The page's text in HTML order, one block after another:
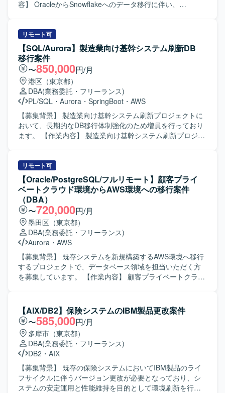
容】 OracleからSnowflakeへのデータ移行に伴い、
移行におけるSnowflake側の設定・調整や、移行後の運用設
計、改善提案などを実施していただきます。 【求める人物
像】 Snowflakeに関する知見を活かしながら自走して作業
を進めていただける方を求めております。 関係者と連携し
ながら課題整理や改善提案を主体的に行っていただける方
を歓迎いたします。 【ポジションの魅力】 クラウドデータ
ウェアハウスであるSnowflakeを中心としたデータ基盤構
築・移行の経験を深めることができます。 大規模なDB移行
プロジェクトに参画し、設計から運用まで一連のフェーズ
に携わることでスキルの幅を広げていただけます。 【開発
環境】 Snowflake Oracle Informatica
リモート可
【SQL/Aurora】製造業向け基幹システム刷新DB
移行案件
〜850,000円/月
港区（東京都）
DBA(業務委託・フリーランス)
PL/SQL ・ Aurora ・ SpringBoot ・ AWS
【募集背景】 製造業向け基幹システム刷新プロジェクトに
おいて、長期的なDB移行体制強化のため増員を行っており
ます。 【作業内容】 製造業向け基幹システム刷新プロジェ
グ、データ修正（データクレンジング）、移行ツールの作
成・改修、チューニング対応などを行っていただきます。
また、要件定義からテストまで一貫して携わっていただき
ます。 【求める人物像】 データモデルを正しく理解し、主
体的にデータ移行設計から実装・検証まで対応できる方を
求めております。チームメンバーと協調しながら、責任感
を持って長期的にプロジェクトへ参画いただける方が望ま
しいです。 【ポジションの魅力】 大規模な基幹システム刷
新プロジェクトにおいて、DB移行領域を上流からテストま
で一貫して担当できるため、データ移行に関するスキルを
幅広くかつ深く習得することができます。クラウドDBやモ
ダンなアプリケーション基盤と連携した環境での経験を積
はJava（Springboot）やHibernateを用いて開発しておりま
す。フロントエンドはReact（Next）およびTypeScriptを採
用しており、ソースコード管理にはGithub、コミュニケー
ションにはSlackやMicrosoftTeamsを使用しております。
リモート可
【Oracle/PostgreSQL/フルリモート】顧客プライ
ベートクラウド環境からAWS環境への移行案件
（DBA）
〜720,000円/月
墨田区（東京都）
DBA(業務委託・フリーランス)
Aurora ・ AWS
【募集背景】 既存システムを新規構築するAWS環境へ移行
するプロジェクトで、データベース領域を担当いただく方
を募集しています。 【作業内容】 顧客プライベートクラウ
だきます。具体的には、OracleからAmazon Aurora
PostgreSQLへのデータベース変更に伴う設計、顧客プライ
ベートクラウドからAWS環境へのデータ移行方式の検討・
検証および移行作業、Amazon Aurora PostgreSQLに関する
監視要件のヒアリング対応、ログローテーションなど運用
機能に関するヒアリング対応、PostgreSQLによる関連シス
テムへのデータ連携の設計などを行っていただきます。基
本設計は完了しており、詳細設計以降の工程をご担当いた
だきます。 【求める人物像】 データベースおよびクラウド
【AIX/DB2】保険システムのIBM製品更改案件
〜585,000円/月
多摩市（東京都）
DBA(業務委託・フリーランス)
DB2 ・ AIX
【募集背景】 既存の保険システムにおいてIBM製品のライ
フサイクルに伴うバージョン更改が必要となっており、シ
ステムの安定運用と性能維持を目的として環境刷新を行う